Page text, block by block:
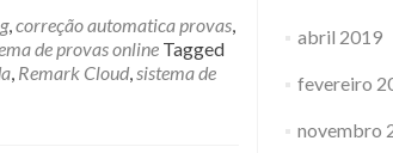
,correção automatica provas,
de provas online Tagged
, Remark Cloud,sistema de
abril 2019
fevereiro
novembro